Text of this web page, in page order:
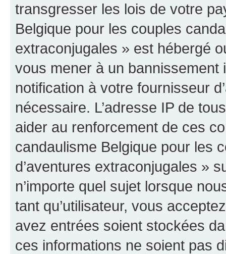
transgresser les lois de votre
Belgique pour les couples
extraconjugales » est hébergé
vous mener à un
notification à votre fournisseur
nécessaire. L’adresse IP de
aider au renforcement de ces
candaulisme Belgique pour les
d’aventures extraconjugales »
n’importe quel sujet lorsque
tant qu’utilisateur, vous
avez entrées soient stockées
ces informations ne soient pas